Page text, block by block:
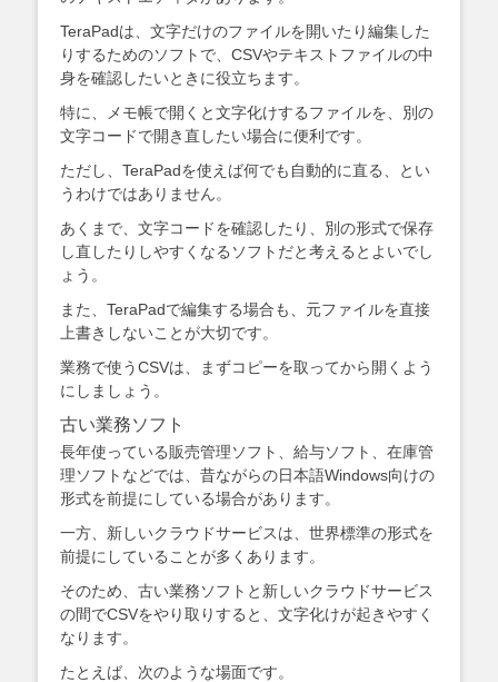
TeraPadは、文字だけのファイルを開いたり編集した
りするためのソフトで、CSVやテキストファイルの中
身を確認したいときに役立ちます。
特に、メモ帳で開くと文字化けするファイルを、別の
文字コードで開き直したい場合に便利です。
ただし、TeraPadを使えば何でも自動的に直る、とい
うわけではありません。
あくまで、文字コードを確認したり、別の形式で保存
し直したりしやすくなるソフトだと考えるとよいでし
ょう。
また、TeraPadで編集する場合も、元ファイルを直接
上書きしないことが大切です。
業務で使うCSVは、まずコピーを取ってから開くよう
にしましょう。
古い業務ソフト
長年使っている販売管理ソフト、給与ソフト、在庫管
理ソフトなどでは、昔ながらの日本語Windows向けの
形式を前提にしている場合があります。
一方、新しいクラウドサービスは、世界標準の形式を
前提にしていることが多くあります。
そのため、古い業務ソフトと新しいクラウドサービス
の間でCSVをやり取りすると、文字化けが起きやすく
なります。
たとえば、次のような場面です。